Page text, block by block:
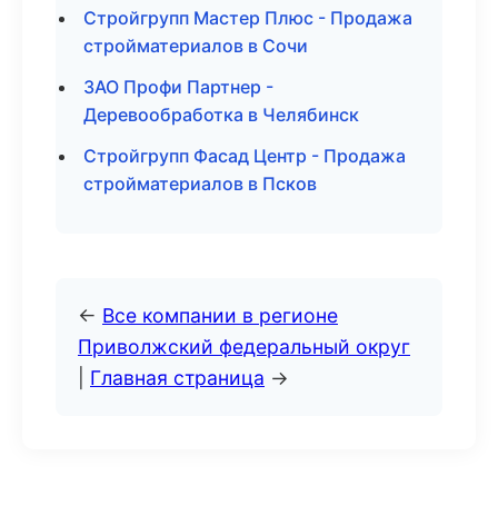
Стройгрупп Мастер Плюс - Продажа
стройматериалов в Сочи
ЗАО Профи Партнер -
Деревообработка в Челябинск
Стройгрупп Фасад Центр - Продажа
стройматериалов в Псков
← Все компании в регионе
Приволжский федеральный округ
Главная страница →